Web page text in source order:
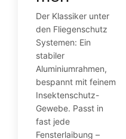
Der Klassiker unter
den Fliegenschutz
Systemen: Ein
stabiler
Aluminiumrahmen,
bespannt mit feinem
Insektenschutz-
Gewebe. Passt in
fast jede
Fensterlaibung –